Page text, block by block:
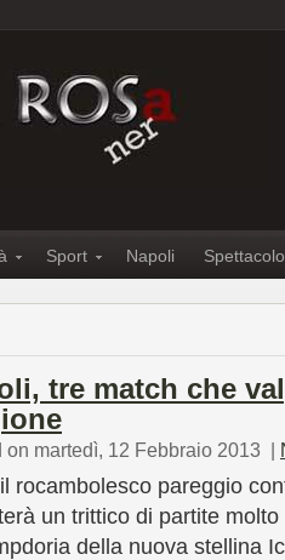
Sport Napoli Spettacolo
tre match che
on martedì, 12 Febbraio 2013 |
rocambolesco pareggio
un trittico di partite
della nuova stellina